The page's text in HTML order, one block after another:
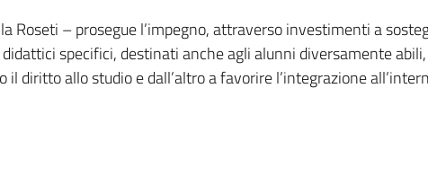
Roseti – prosegue l’impegno, attraverso investimenti a
specifici, destinati anche agli alunni diversamente
il diritto allo studio e dall’altro a favorire l’integrazione